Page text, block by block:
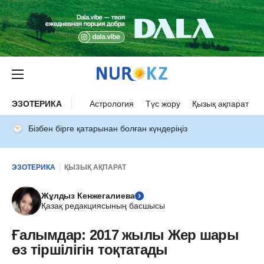
ЭЗОТЕРИКА Астрология Түс жору Қызық ақпарат
Бізбен бірге қатарынан болған күндеріңіз
ЭЗОТЕРИКА ҚЫЗЫҚ АҚПАРАТ
Жұлдыз Кенжегалиева
Қазақ редакциясының басшысы
Ғалымдар: 2017 жылы Жер шары
өз тіршілігін тоқтатады